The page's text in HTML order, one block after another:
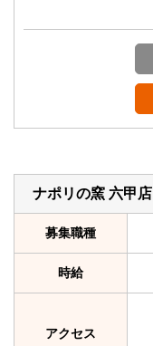
ナポリの窯 六甲店
募集職種
時給
アクセス